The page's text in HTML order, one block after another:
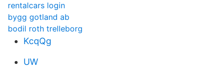
rentalcars login
bygg gotland ab
bodil roth trelleborg
KcqQg
UW